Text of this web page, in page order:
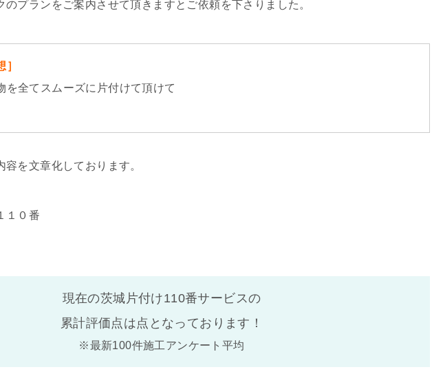
のプランをご案内させて頂きますとご依頼を下さりました。
］
を全てスムーズに片付けて頂けて
を文章化しております。
１０番
現在の茨城片付け110番サービスの
累計評価点は点となっております！
※最新100件施工アンケート平均